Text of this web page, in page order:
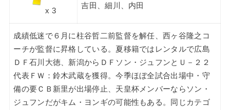
x 3
吉田、細川、内田
成績低迷で６月に柱谷哲二前監督を解任、西ヶ谷隆之コ
ーチが監督に昇格している。夏移籍ではレンタルで広島
ＤＦ石川大徳、新潟からＤＦソン・ジュフンとＵ－２２
代表ＦＷ：鈴木武蔵を獲得。今季ほぼ全試合出場中・守
備の要ＣＢ新里が出場停止、天皇杯メンバーならソン・
ジュフンだがキム・ヨンギの可能性もある。同じカテゴ